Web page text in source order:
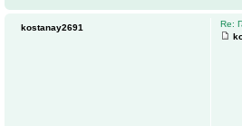
Re:
kostanay2691